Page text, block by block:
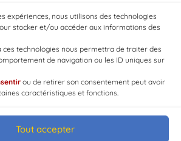
expériences, nous utilisons des technologies
stocker et/ou accéder aux informations des
ces technologies nous permettra de traiter des
de navigation ou les ID uniques sur
ou de retirer son consentement peut avoir
caractéristiques et fonctions.
Tout accepter